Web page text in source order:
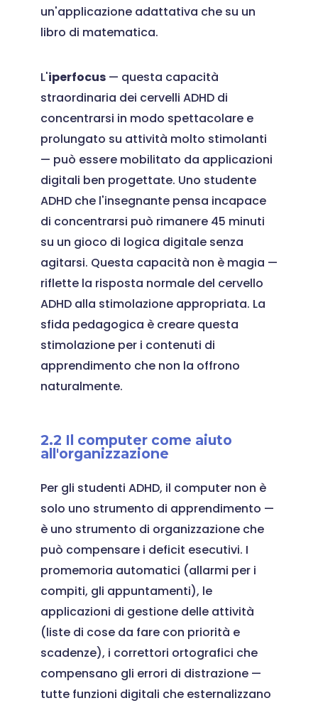
un'applicazione adattativa che su un
libro di matematica.
L'iperfocus— questa capacità
straordinaria dei cervelli ADHD di
concentrarsi in modo spettacolare e
prolungato su attività molto stimolanti
— può essere mobilitato da applicazioni
digitali ben progettate. Uno studente
ADHD che l'insegnante pensa incapace
di concentrarsi può rimanere 45 minuti
su un gioco di logica digitale senza
agitarsi. Questa capacità non è magia —
riflette la risposta normale del cervello
ADHD alla stimolazione appropriata. La
sfida pedagogica è creare questa
stimolazione per i contenuti di
apprendimento che non la offrono
naturalmente.
2.2 Il computer come aiuto
all'organizzazione
Per gli studenti ADHD, il computer non è
solo uno strumento di apprendimento —
è uno strumento di organizzazione che
può compensare i deficit esecutivi. I
promemoria automatici (allarmi per i
compiti, gli appuntamenti), le
applicazioni di gestione delle attività
(liste di cose da fare con priorità e
scadenze), i correttori ortografici che
compensano gli errori di distrazione —
tutte funzioni digitali che esternalizzano